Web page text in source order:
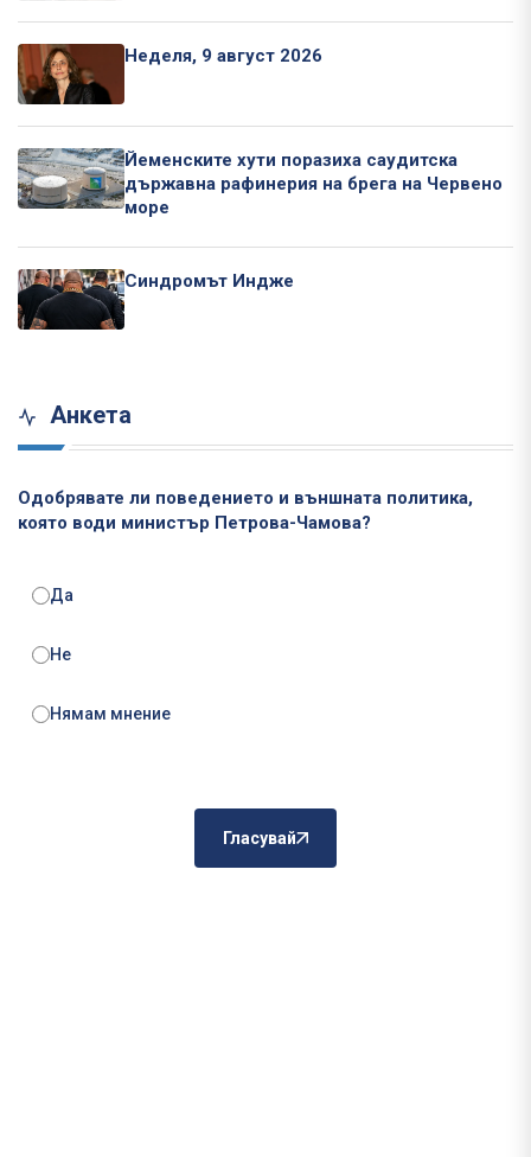
Неделя, 9 август 2026
Йеменските хути поразиха саудитска
държавна рафинерия на брега на Червено
море
Синдромът Индже
Анкета
Одобрявате ли поведението и външната политика,
която води министър Петрова-Чамова?
Да
Не
Нямам мнение
Гласувай